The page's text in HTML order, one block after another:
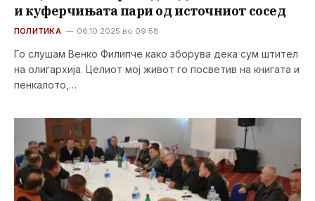
и куферчињата пари од источниот сосед
ПОЛИТИКА 06.10.2025 во 09:58
Го слушам Венко Филипче како зборува дека сум штител
на олигархија. Целиот мој живот го посветив на книгата и
пенкалото,…